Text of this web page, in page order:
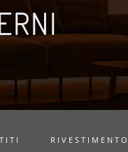
RIVESTIMENTO